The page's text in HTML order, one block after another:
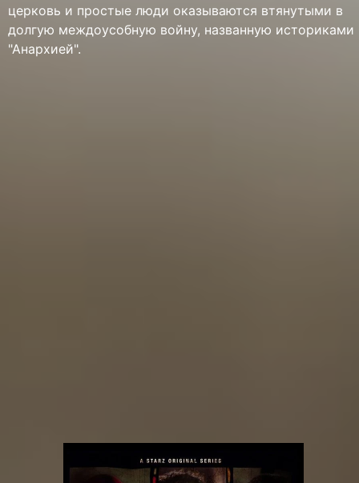
церковь и простые люди оказываются втянутыми в
долгую междоусобную войну, названную историками
"Анархией".